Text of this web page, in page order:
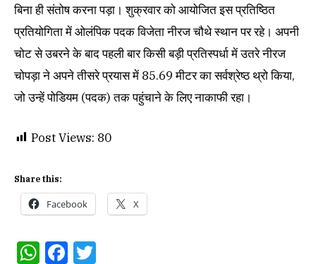
बिना ही संतोष करना पड़ा। शुक्रवार को आयोजित इस प्रतिष्ठित
प्रतियोगिता में ओलंपिक पदक विजेता नीरज चौथे स्थान पर रहे। अपनी
चोट से उबरने के बाद पहली बार किसी बड़ी प्रतिस्पर्धा में उतरे नीरज
चोपड़ा ने अपने तीसरे प्रयास में 85.69 मीटर का सर्वश्रेष्ठ थ्रो किया,
जो उन्हें पोडियम (पदक) तक पहुंचाने के लिए नाकाफी रहा।
Post Views: 80
Share this:
Facebook X
WhatsApp
Facebook